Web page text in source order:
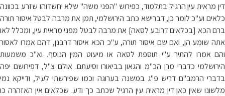
דין מראית עין הרגיל בתלמוד, כפירוש "הפני משה" שלא יחשדוהו שזרע בכוונה
כלאים וע"כ לומר כן, דברישא כתב הירושלמי, תמן את מרבה לבטל איסור תורה
ברם הכא [בכלאים דרובע לסאה] את מרבה לבטל מפני מראית עין, ומכלל לאו
אתה שומע הן, ואם שם איסור תורה, ע"כ הכא איסור דרבנן, דהם אמרו לאסור
והם אמרו להתיר ע"י תוספת לסאה או מיעוט המין הנוסף. וא"כ משמעות
הירושלמי כדברי מרן הכ"מ והגאון בביאורו וסיעתם. אולם צ"ל, דפירושם יפה
בדברי הרמב"ם דריש פ"ג במשנה בערוגה וכמו שפירשתי לעיל, ודייקא נמי
מלשונו שאין כאן דין מראית עין הרגיל שכתב כך ודע. שכלאים אין האזהרה כו